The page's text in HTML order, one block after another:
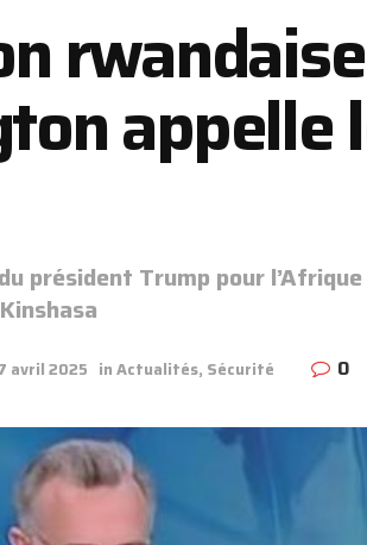
rwandaise
appelle
président Trump pour
avril 2025 inActualités, Sécurité 0